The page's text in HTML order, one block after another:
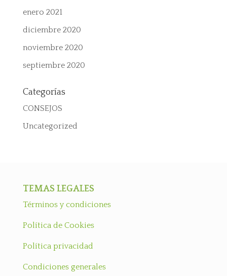
enero 2021
diciembre 2020
noviembre 2020
septiembre 2020
Categorías
CONSEJOS
Uncategorized
TEMAS LEGALES
Términos y condiciones
Política de Cookies
Política privacidad
Condiciones generales